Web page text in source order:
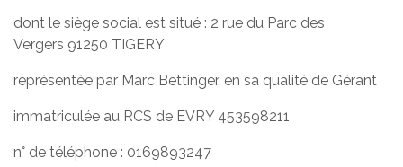
dont le siège social est situé : 2 rue du Parc des
Vergers 91250 TIGERY
représentée par Marc Bettinger, en sa qualité de Gérant
immatriculée au RCS de EVRY 453598211
n° de téléphone : 0169893247